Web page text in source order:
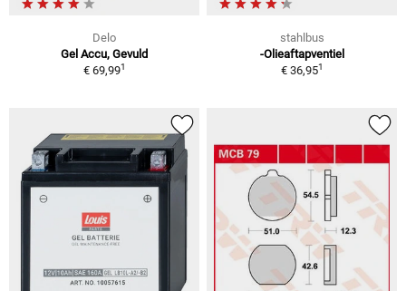
Delo
Gel Accu, Gevuld
€ 69,991
stahlbus
-Olieaftapventiel
€ 36,951